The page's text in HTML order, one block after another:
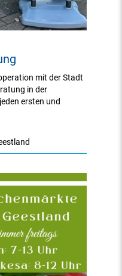
mit der Stadt
in der
ersten und